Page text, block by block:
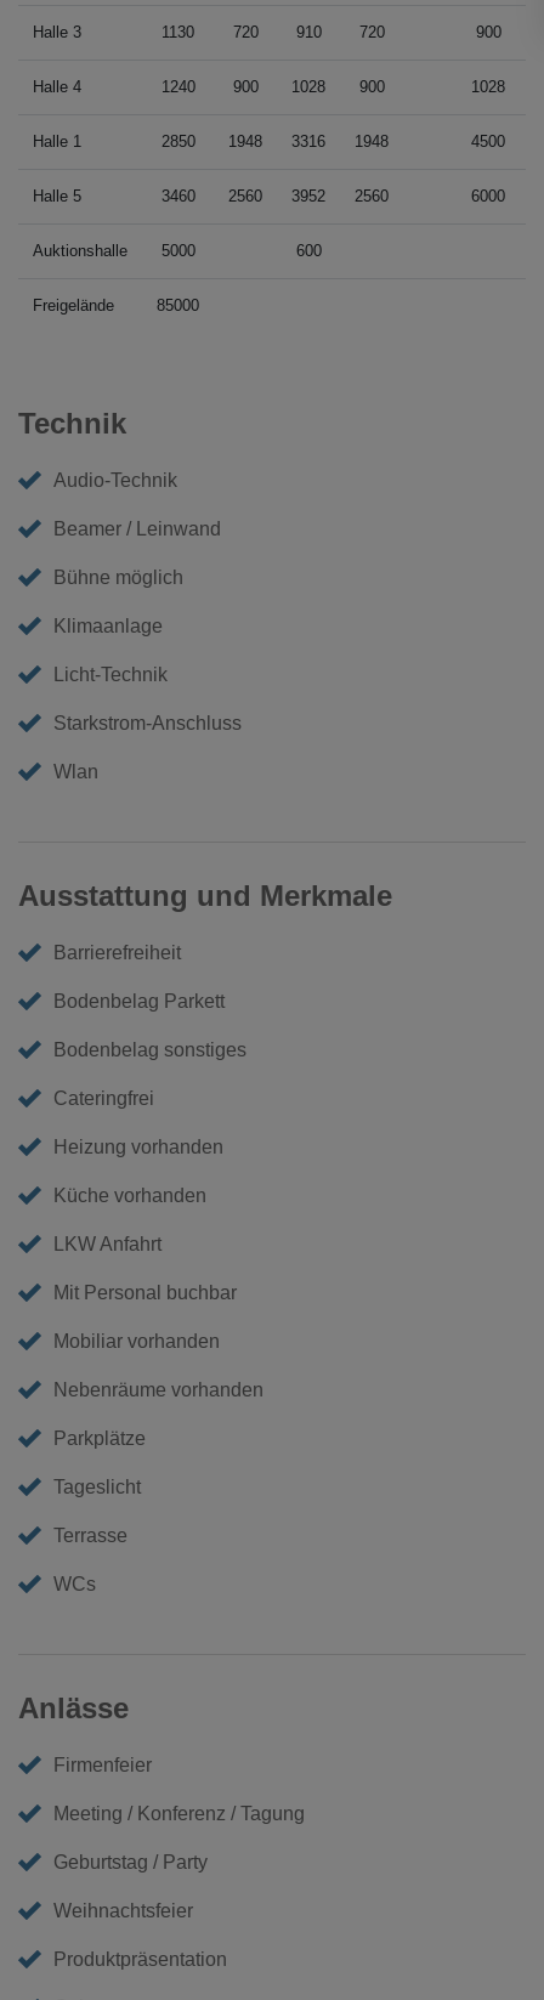
Halle 3 1130 720 910 720 900
Halle 4 1240 900 1028 900 1028
Halle 1 2850 1948 3316 1948 4500
Halle 5 3460 2560 3952 2560 6000
Auktionshalle 5000 600
Freigelände 85000
Technik
Audio-Technik
Beamer / Leinwand
Bühne möglich
Klimaanlage
Licht-Technik
Starkstrom-Anschluss
Wlan
Ausstattung und Merkmale
Barrierefreiheit
Bodenbelag Parkett
Bodenbelag sonstiges
Cateringfrei
Heizung vorhanden
Küche vorhanden
LKW Anfahrt
Mit Personal buchbar
Mobiliar vorhanden
Nebenräume vorhanden
Parkplätze
Tageslicht
Terrasse
WCs
Anlässe
Firmenfeier
Meeting / Konferenz / Tagung
Geburtstag / Party
Weihnachtsfeier
Produktpräsentation